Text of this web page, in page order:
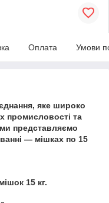
Оплата Умови
яке широко
промисловості та
представляємо
— мішках по 15
15 кг.